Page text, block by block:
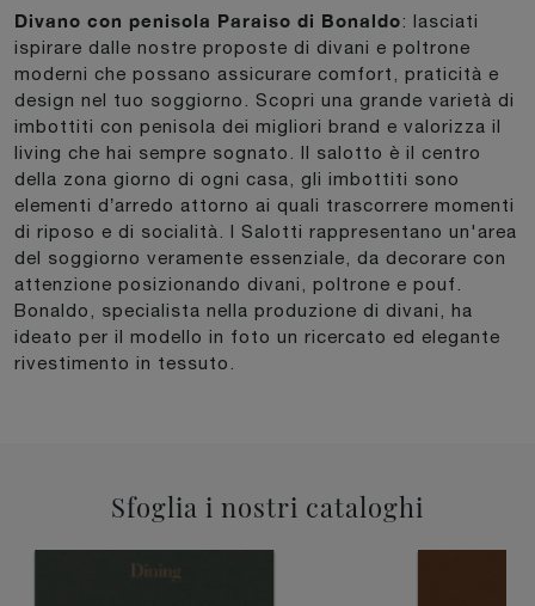
Divano con penisola Paraiso di Bonaldo: lasciati
ispirare dalle nostre proposte di divani e poltrone
moderni che possano assicurare comfort, praticità e
design nel tuo soggiorno. Scopri una grande varietà di
imbottiti con penisola dei migliori brand e valorizza il
living che hai sempre sognato. Il salotto è il centro
della zona giorno di ogni casa, gli imbottiti sono
elementi d’arredo attorno ai quali trascorrere momenti
di riposo e di socialità. I Salotti rappresentano un'area
del soggiorno veramente essenziale, da decorare con
attenzione posizionando divani, poltrone e pouf.
Bonaldo, specialista nella produzione di divani, ha
ideato per il modello in foto un ricercato ed elegante
rivestimento in tessuto.
Sfoglia i nostri cataloghi